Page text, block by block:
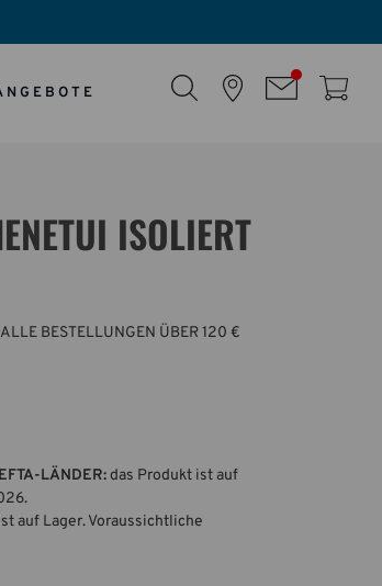
ISOLIERT
BESTELLUNGEN ÜBER 120 €
LÄNDER:das Produkt ist auf
auf Lager. Voraussichtliche